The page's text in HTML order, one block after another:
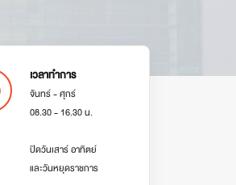
เวลาทำการ
จันทร์ - ศุกร์
08.30 - 16.30 น.
ปิดวันเสาร์ อาทิตย์
และวันหยุดราชการ